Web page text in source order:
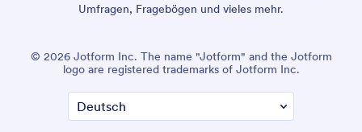
Umfragen, Fragebögen und vieles mehr.
© 2026 Jotform Inc. The name "Jotform" and the Jotform
logo are registered trademarks of Jotform Inc.